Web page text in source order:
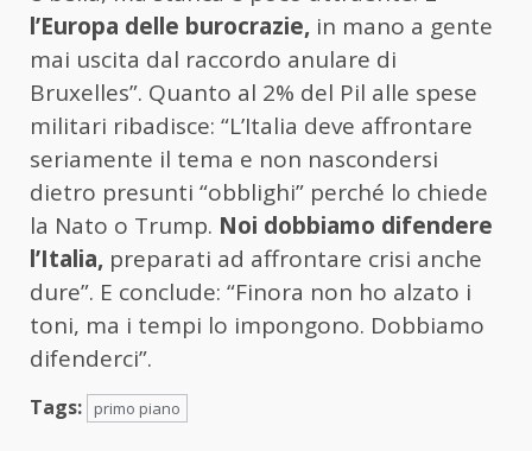
l’Europa delle burocrazie, in mano a gente
mai uscita dal raccordo anulare di
Bruxelles”. Quanto al 2% del Pil alle spese
militari ribadisce: “L’Italia deve affrontare
seriamente il tema e non nascondersi
dietro presunti “obblighi” perché lo chiede
la Nato o Trump. Noi dobbiamo difendere
l’Italia, preparati ad affrontare crisi anche
dure”. E conclude: “Finora non ho alzato i
toni, ma i tempi lo impongono. Dobbiamo
difenderci”.
Tags: primo piano